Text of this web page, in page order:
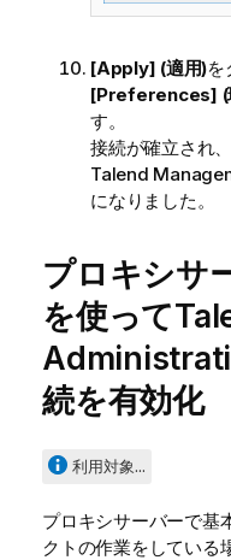
[Apply] (適用)を
[Preferences] (
す。
接続が確立され
Talend
になりました。
プロキシサ
を使って
続を有効化
利用対象...
プロキシサーバーで基
クトの作業をしている